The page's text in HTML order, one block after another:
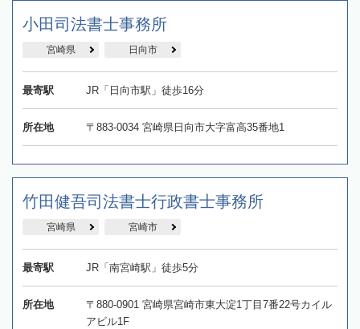
小田司法書士事務所
宮崎県 日向市
最寄駅 JR「日向市駅」徒歩16分
所在地 〒883-0034 宮崎県日向市大字富高35番地1
竹田健吾司法書士行政書士事務所
宮崎県 宮崎市
最寄駅 JR「南宮崎駅」徒歩5分
所在地
〒880-0901 宮崎県宮崎市東大淀1丁目7番22号カイル
アビル1F